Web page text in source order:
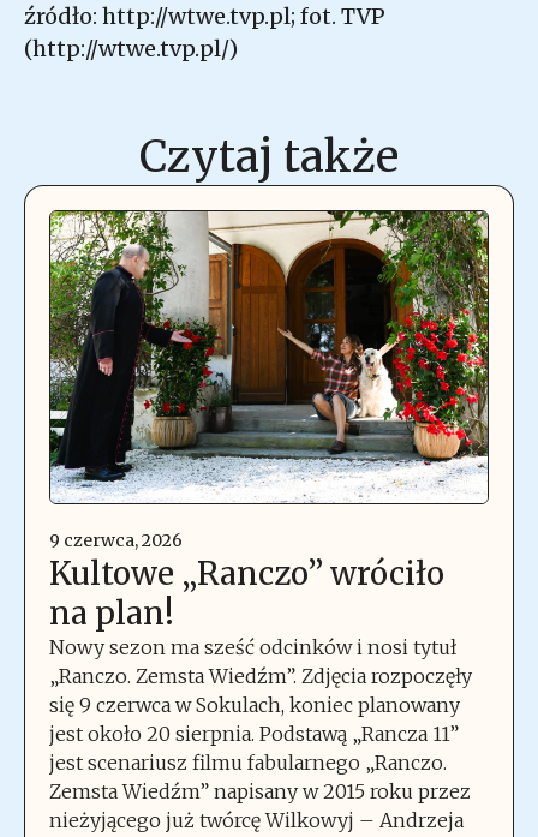
źródło: http://wtwe.tvp.pl; fot. TVP
(http://wtwe.tvp.pl/)
Czytaj także
9 czerwca, 2026
Kultowe „Ranczo” wróciło
na plan!
Nowy sezon ma sześć odcinków i nosi tytuł
„Ranczo. Zemsta Wiedźm”. Zdjęcia rozpoczęły
się 9 czerwca w Sokulach, koniec planowany
jest około 20 sierpnia. Podstawą „Rancza 11”
jest scenariusz filmu fabularnego „Ranczo.
Zemsta Wiedźm” napisany w 2015 roku przez
nieżyjącego już twórcę Wilkowyj – Andrzeja